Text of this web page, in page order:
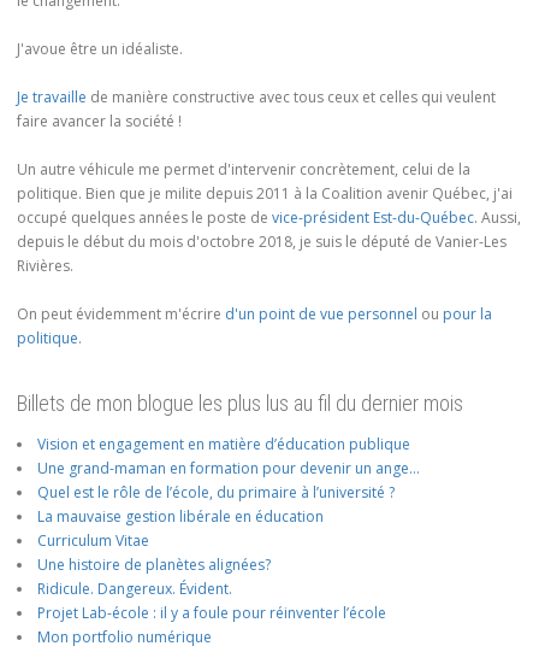
J'avoue être un idéaliste.
Je travaille de manière constructive avec tous ceux et celles qui veulent
faire avancer la société !
Un autre véhicule me permet d'intervenir concrètement, celui de la
politique. Bien que je milite depuis 2011 à la Coalition avenir Québec, j'ai
occupé quelques années le poste de vice-président Est-du-Québec. Aussi,
depuis le début du mois d'octobre 2018, je suis le député de Vanier-Les
Rivières.
On peut évidemment m'écrire d'un point de vue personnel ou pour la
politique.
Billets de mon blogue les plus lus au fil du dernier mois
Vision et engagement en matière d’éducation publique
Une grand-maman en formation pour devenir un ange…
Quel est le rôle de l’école, du primaire à l’université ?
La mauvaise gestion libérale en éducation
Curriculum Vitae
Une histoire de planètes alignées?
Ridicule. Dangereux. Évident.
Projet Lab-école : il y a foule pour réinventer l’école
Mon portfolio numérique